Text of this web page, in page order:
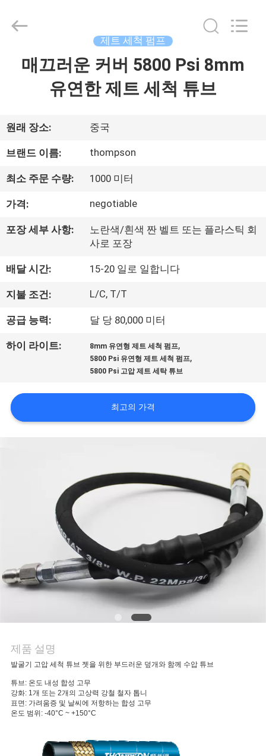
품
회
사
공
견
학
품
질
기
소
식
조
회
Technology
(Hebei)
Rights
Developed
제트 세척 펌프
매끄러운 커버 5800 Psi 8mm
유연한 제트 세척 튜브
원래 장소: 중국
브랜드 이름: thompson
최소 주문 수량: 1000 미터
가격: negotiable
포장 세부 사항:
노란색/흰색 짠 벨트 또는 플라스틱 회
사로 포장
배달 시간: 15-20 일로 일합니다
지불 조건: L/C, T/T
공급 능력: 달 당 80,000 미터
하이 라이트: 8mm 유연형 제트 세척 펌프,
5800 Psi 유연형 제트 세척 펌프,
5800 Psi 고압 제트 세탁 튜브
최고의 가격
제품 설명
발굴기 고압 세척 튜브 젯을 위한 부드러운 덮개와 함께 수압 튜브
튜브: 온도 내성 합성 고무
강화: 1개 또는 2개의 고상력 강철 철자 톱니
표면: 가려움증 및 날씨에 저항하는 합성 고무
온도 범위: -40°C ~ +150°C